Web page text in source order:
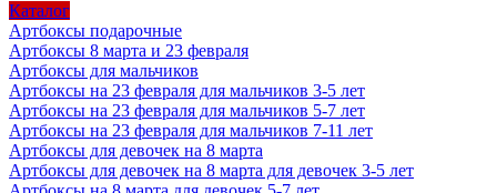
Каталог
Артбоксы подарочные
Артбоксы 8 марта и 23 февраля
Артбоксы для мальчиков
Артбоксы на 23 февраля для мальчиков 3-5 лет
Артбоксы на 23 февраля для мальчиков 5-7 лет
Артбоксы на 23 февраля для мальчиков 7-11 лет
Артбоксы для девочек на 8 марта
Артбоксы для девочек на 8 марта для девочек 3-5 лет